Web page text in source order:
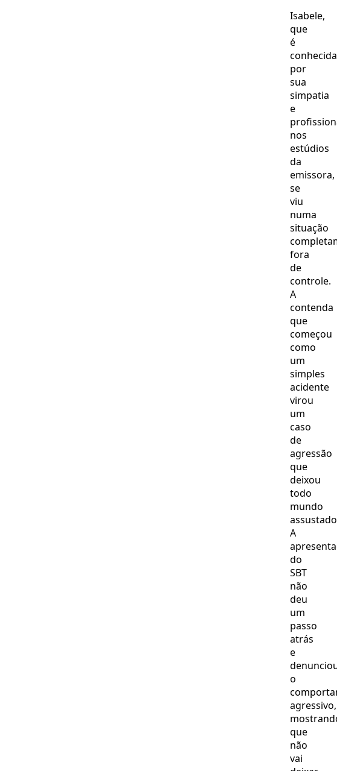
Isabele,
que
é
conhecida
por
sua
simpatia
e
nos
estúdios
da
emissora,
se
viu
numa
situação
fora
de
controle.
A
contenda
que
começou
como
um
simples
acidente
virou
um
caso
de
agressão
que
deixou
todo
mundo
A
do
SBT
não
deu
um
passo
atrás
e
o
agressivo,
que
não
vai